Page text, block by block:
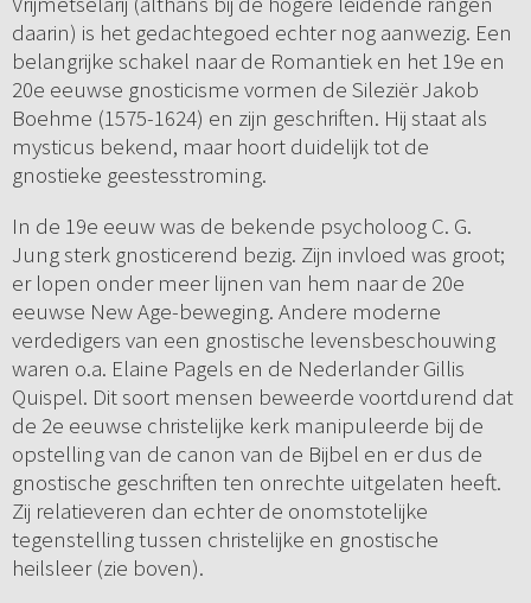
daarin) is het gedachtegoed echter nog aanwezig. Een
belangrijke schakel naar de Romantiek en het 19e en
20e eeuwse gnosticisme vormen de Sileziër Jakob
Boehme (1575-1624) en zijn geschriften. Hij staat als
mysticus bekend, maar hoort duidelijk tot de
gnostieke geestesstroming.
In de 19e eeuw was de bekende psycholoog C. G.
Jung sterk gnosticerend bezig. Zijn invloed was groot;
er lopen onder meer lijnen van hem naar de 20e
eeuwse New Age-beweging. Andere moderne
verdedigers van een gnostische levensbeschouwing
waren o.a. Elaine Pagels en de Nederlander Gillis
Quispel. Dit soort mensen beweerde voortdurend dat
de 2e eeuwse christelijke kerk manipuleerde bij de
opstelling van de canon van de Bijbel en er dus de
gnostische geschriften ten onrechte uitgelaten heeft.
Zij relatieveren dan echter de onomstotelijke
tegenstelling tussen christelijke en gnostische
heilsleer (zie boven).